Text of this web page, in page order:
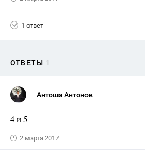
1 ответ
ОТВЕТЫ 1
Антоша Антонов
4 и 5
2 марта 2017